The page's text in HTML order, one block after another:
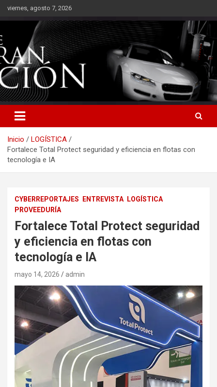
Saltarviernes, agosto 7, 2026
Inicio
LOGÍSTICA
Fortalece Total Protect seguridad y eficiencia en flotas con
tecnología e IA
CYBERREPORTAJES ENTREVISTA
LOGÍSTICA
PROVEEDURÍA
Fortalece Total Protect seguridad
y eficiencia en flotas con
tecnología e IA
mayo 14, 2026 admin